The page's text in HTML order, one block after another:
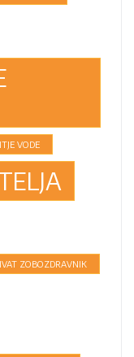
VODE
ZOBOZDRAVNIK